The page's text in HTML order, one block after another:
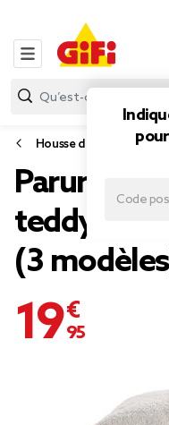
Housse de couette et
Parure de
teddy
(3
19,95 €